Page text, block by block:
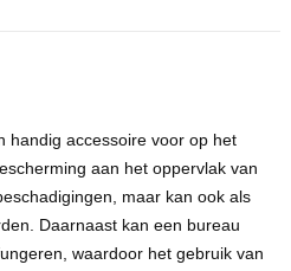
handig accessoirevoor op het
aan het oppervlak van
, maar kan ook als
Daarnaast kan een bureau
waardoor het gebruik van